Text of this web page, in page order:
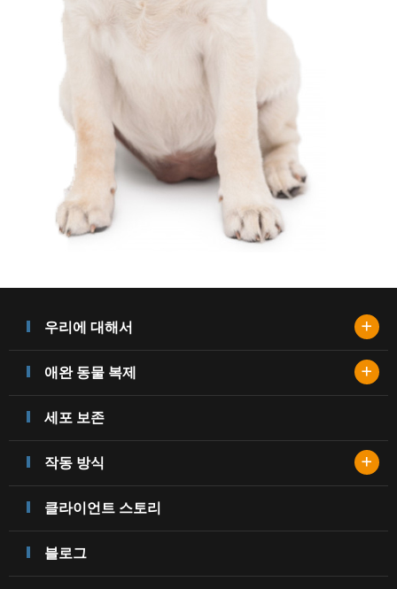
우리에 대해서 +
애완 동물 복제 +
세포 보존
작동 방식 +
클라이언트 스토리
블로그